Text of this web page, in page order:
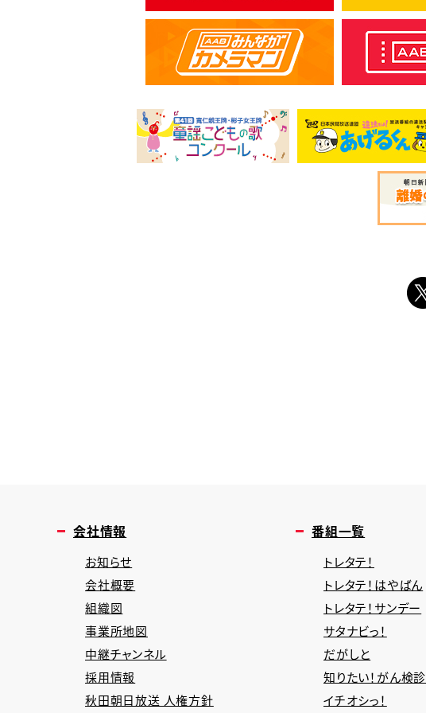
会社情報
お知らせ
会社概要
組織図
事業所地図
中継チャンネル
採用情報
秋田朝日放送 人権方針
番組一覧
トレタテ！
トレタテ！はやばん
トレタテ！サンデー
サタナビっ！
だがしと
知りたい！がん検診
イチオシっ！